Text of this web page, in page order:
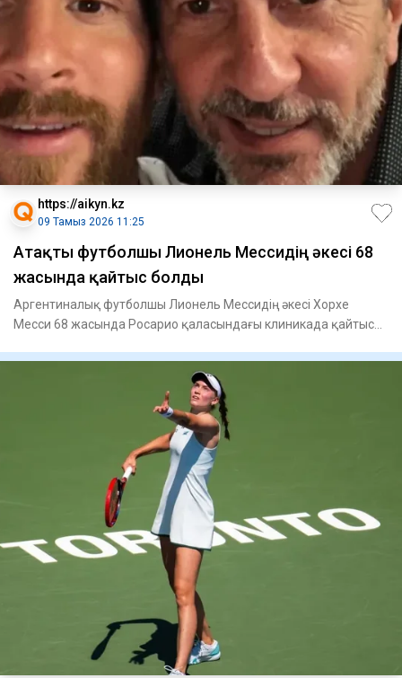
https://aikyn.kz
09 Тамыз 2026 11:25
Атақты футболшы Лионель Мессидің әкесі 68
жасында қайтыс болды
Аргентиналық футболшы Лионель Мессидің әкесі Хорхе
Месси 68 жасында Росарио қаласындағы клиникада қайтыс